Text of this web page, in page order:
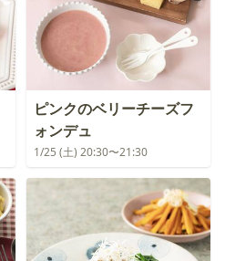
ピンクのベリーチーズフ
ォンデュ
1/25 (土) 20:30〜21:30